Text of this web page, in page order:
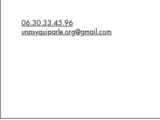
06.30.33.45.96
unpsyquiparle.org@gmail.com